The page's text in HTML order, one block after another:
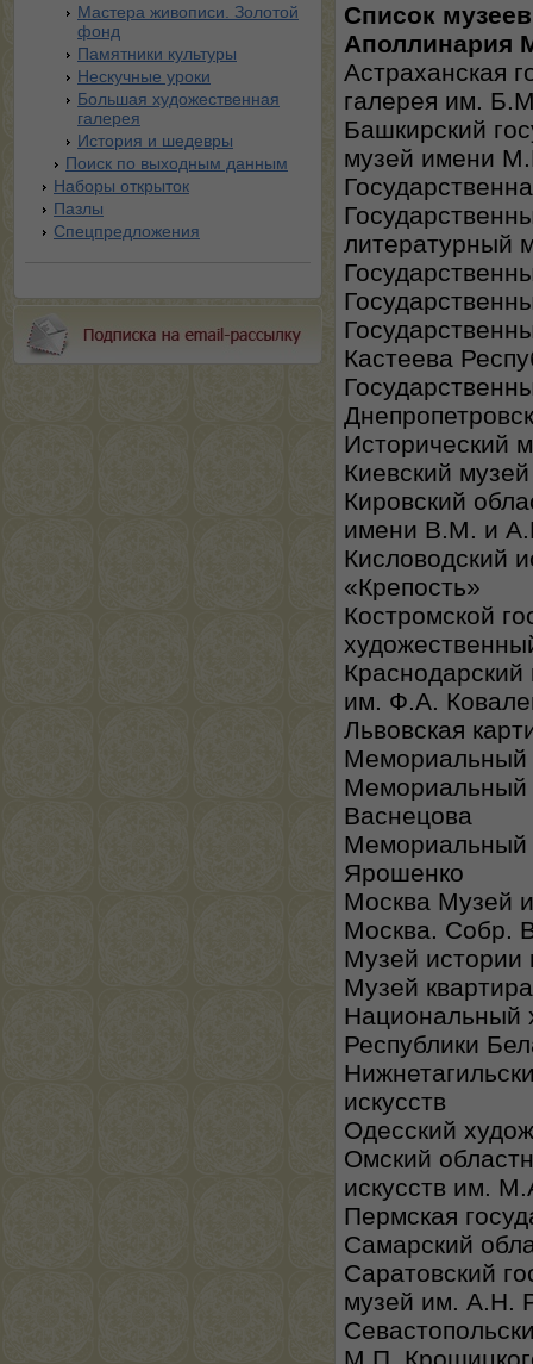
Мастера живописи. Золотой
фонд
Памятники культуры
Нескучные уроки
Большая художественная
галерея
История и шедевры
Поиск по выходным данным
Наборы открыток
Пазлы
Спецпредложения
Список
Аполлинария
Астраханская
галерея им.
Башкирский
музей имени
литературный
Кастеева
Исторический
Киевский музей
Кировский
имени В.М. и
Кисловодский
«Крепость»
Костромской
им. Ф.А.
Львовская
Мемориальный
Мемориальный
Васнецова
Мемориальный
Ярошенко
Москва Музей
Москва. Собр.
Музей истории
Музей
Национальный
Республики
искусств
Одесский
Омский
искусств им.
Пермская
Самарский
Саратовский
музей им. А.Н.